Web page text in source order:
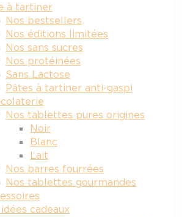
à tartiner
Nos bestsellers
Nos éditions limitées
Nos sans sucres
Nos protéinées
Sans Lactose
Pâtes à tartiner anti-gaspi
Nos tablettes pures origines
Noir
Blanc
Lait
Nos barres fourrées
Nos tablettes gourmandes
cadeaux